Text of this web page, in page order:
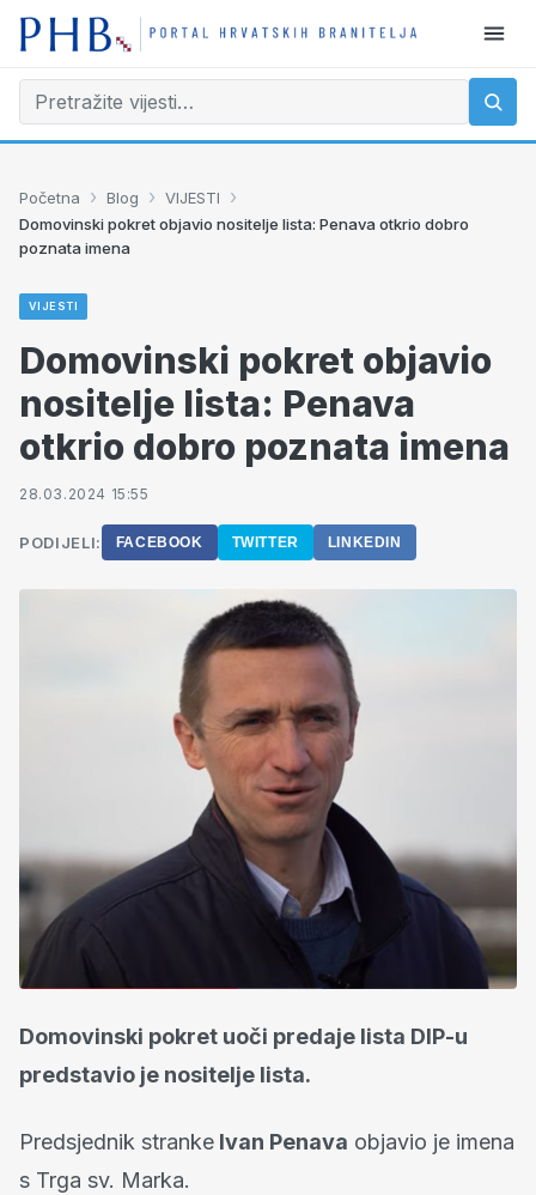
Početna › Blog › VIJESTI ›
Domovinski pokret objavio nositelje lista: Penava otkrio dobro
poznata imena
VIJESTI
Domovinski pokret objavio
nositelje lista: Penava
otkrio dobro poznata imena
28.03.2024 15:55
PODIJELI: FACEBOOK TWITTER LINKEDIN
Domovinski pokret uoči predaje lista DIP-u
predstavio je nositelje lista.
Predsjednik stranke Ivan Penava objavio je imena
s Trga sv. Marka.